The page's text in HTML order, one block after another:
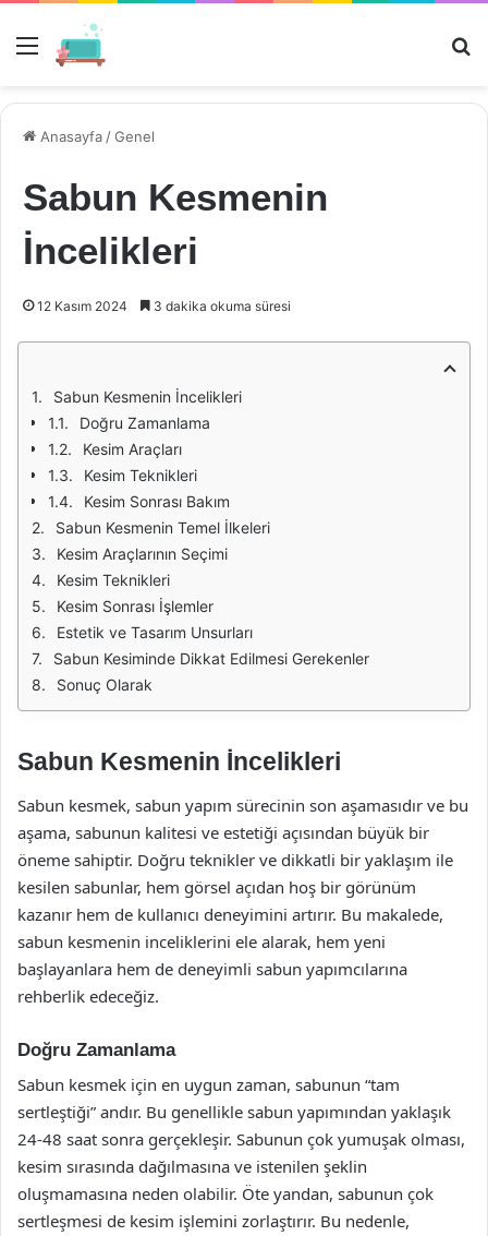
Menü
Anasayfa /Genel
Sabun Kesmenin
İncelikleri
12 Kasım 2024 3 dakika okuma süresi
Sabun Kesmenin İncelikleri
Doğru Zamanlama
Kesim Araçları
Kesim Teknikleri
Kesim Sonrası Bakım
Sabun Kesmenin Temel İlkeleri
Kesim Araçlarının Seçimi
Kesim Teknikleri
Kesim Sonrası İşlemler
Estetik ve Tasarım Unsurları
Sabun Kesiminde Dikkat Edilmesi Gerekenler
Sonuç Olarak
Sabun Kesmenin İncelikleri
Sabun kesmek, sabun yapım sürecinin son aşamasıdır ve bu
aşama, sabunun kalitesi ve estetiği açısından büyük bir
öneme sahiptir. Doğru teknikler ve dikkatli bir yaklaşım ile
kesilen sabunlar, hem görsel açıdan hoş bir görünüm
kazanır hem de kullanıcı deneyimini artırır. Bu makalede,
sabun kesmenin inceliklerini ele alarak, hem yeni
başlayanlara hem de deneyimli sabun yapımcılarına
rehberlik edeceğiz.
Doğru Zamanlama
Sabun kesmek için en uygun zaman, sabunun “tam
sertleştiği” andır. Bu genellikle sabun yapımından yaklaşık
24-48 saat sonra gerçekleşir. Sabunun çok yumuşak olması,
kesim sırasında dağılmasına ve istenilen şeklin
oluşmamasına neden olabilir. Öte yandan, sabunun çok
sertleşmesi de kesim işlemini zorlaştırır. Bu nedenle,